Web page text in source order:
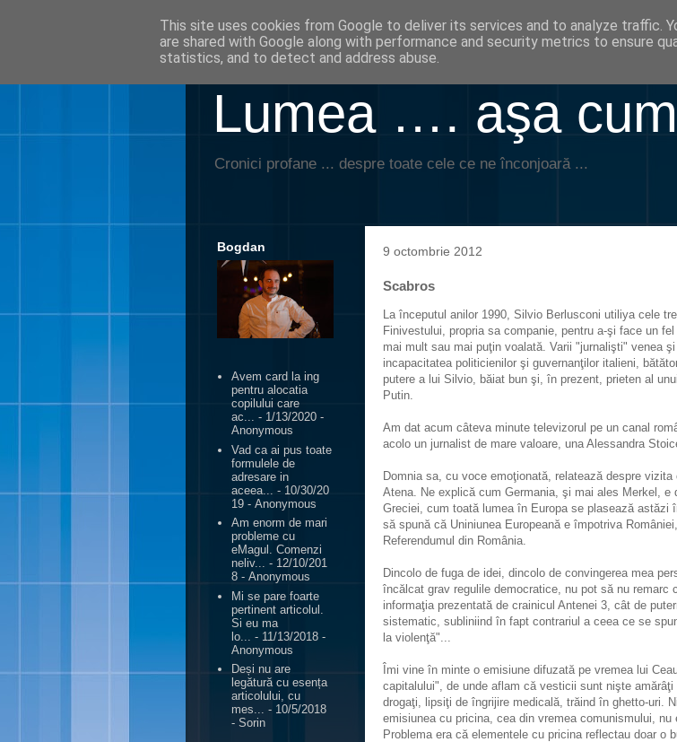
Lumea …. aşa
Cronici profane ... despre toate cele ce ne înconjoară ...
9 octombrie 2012
Scabros
La începutul anilor 1990, Silvio Berlusconi utiliya cele
Finivestului, propria sa companie, pentru a-şi face un
mai mult sau mai puţin voalată. Varii "jurnalişti" venea
incapacitatea politicienilor şi guvernanţilor italieni,
putere a lui Silvio, băiat bun şi, în prezent, prieten al
Putin.
Am dat acum câteva minute televizorul pe un canal
acolo un jurnalist de mare valoare, una Alessandra
Domnia sa, cu voce emoţionată, relatează despre vizita
Atena. Ne explică cum Germania, şi mai ales Merkel, e
Greciei, cum toată lumea în Europa se plasează astăzi
să spună că Uniniunea Europeană e împotriva
Referendumul din România.
Dincolo de fuga de idei, dincolo de convingerea mea
încălcat grav regulile democratice, nu pot să nu remarc
informaţia prezentată de crainicul Antenei 3, cât de
sistematic, subliniind în fapt contrariul a ceea ce se
la violenţă"...
Îmi vine în minte o emisiune difuzată pe vremea lui
capitalului", de unde aflam că vesticii sunt nişte
drogaţi, lipsiţi de îngrijire medicală, trăind în ghetto-uri.
emisiunea cu pricina, cea din vremea comunismului, nu
Problema era că elementele cu pricina reflectau doar o
Bogdan
Avem card la ing
pentru alocatia
copilului care
ac... - 1/13/2020 -
Anonymous
Vad ca ai pus toate
formulele de
adresare in
aceea...
- 10/30/20
19 - Anonymous
Am enorm de mari
probleme cu
eMagul. Comenzi
neliv... - 12/10/201
8 - Anonymous
Mi se pare foarte
pertinent articolul.
Si eu ma
lo...
- 11/13/2018 -
Anonymous
Deși nu are
legătură cu esența
articolului, cu
mes... - 10/5/2018
- Sorin
This site uses cookies from Google to deliver its services and to analyze traffic.
are shared with Google along with performance and security metrics to ensure
statistics, and to detect and address abuse.